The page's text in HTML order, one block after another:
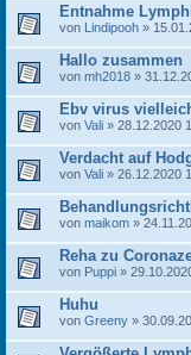
Entnahme
von Lindipooh »
Hallo zusammen
von mh2018 »
Ebv virus
von Vali » 28.12.2020
Verdacht auf
von Vali » 26.12.2020
von maikom »
Reha zu
von Puppi »
Huhu
von Greeny »